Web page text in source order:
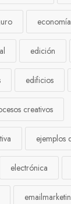
economía
edición
edificios
creativos
ejemplos
electrónica